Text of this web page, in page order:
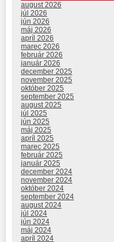
august 2026
júl 2026
jún 2026
máj 2026
apríl 2026
marec 2026
február 2026
január 2026
december 2025
november 2025
október 2025
september 2025
august 2025
júl 2025
jún 2025
máj 2025
apríl 2025
marec 2025
február 2025
január 2025
december 2024
november 2024
október 2024
september 2024
august 2024
júl 2024
jún 2024
máj 2024
apríl 2024